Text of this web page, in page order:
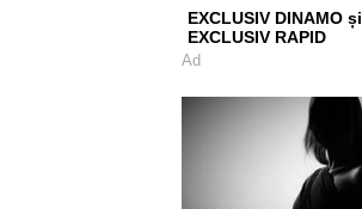
EXCLUSIV DINAMO și
EXCLUSIV RAPID
Ad